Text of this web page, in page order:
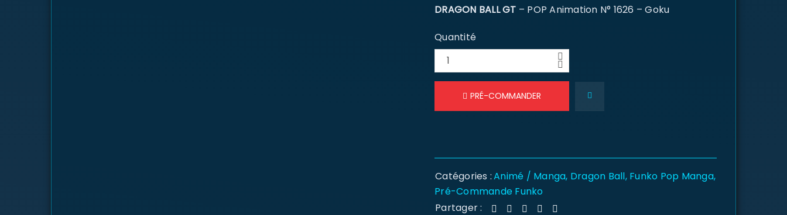
DRAGON BALL GT – POP Animation N° 1626 – Goku
Quantité
PRÉ-COMMANDER
Catégories :Animé / Manga, Dragon Ball, Funko Pop Manga,
Pré-Commande Funko
Partager :